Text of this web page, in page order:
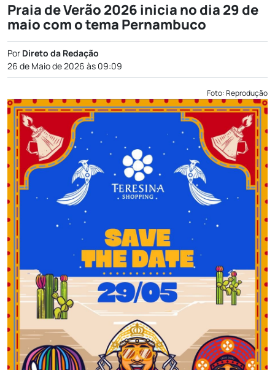
Praia de Verão 2026 inicia no dia 29 de
maio com o tema Pernambuco
Por Direto da Redação
26 de Maio de 2026 às 09:09
Foto: Reprodução